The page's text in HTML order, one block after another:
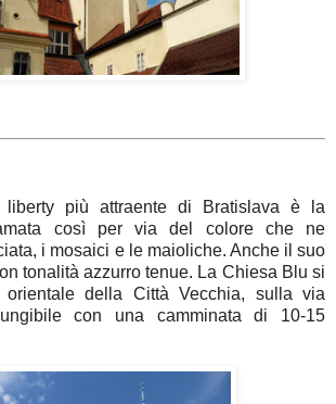
liberty più attraente di Bratislava è la
così per via del colore che ne
i mosaici e le maioliche. Anche il suo
tonalità azzurro tenue. La Chiesa Blu si
della Città Vecchia, sulla via
con una camminata di 10-15